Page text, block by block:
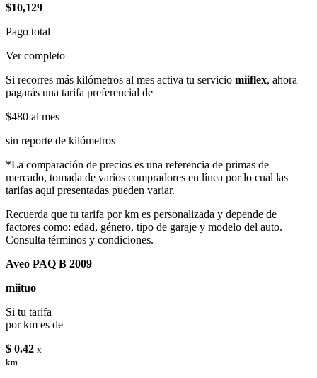
$10,129
Pago total
Ver completo
Si recorres más kilómetros al mes activa tu servicio miiflex, ahora
pagarás una tarifa preferencial de
$480 al mes
sin reporte de kilómetros
*La comparación de precios es una referencia de primas de
mercado, tomada de varios compradores en línea por lo cual las
tarifas aqui presentadas pueden variar.
Recuerda que tu tarifa por km es personalizada y depende de
factores como: edad, género, tipo de garaje y modelo del auto.
Consulta términos y condiciones.
Aveo PAQ B 2009
miituo
Si tu tarifa
por km es de
$ 0.42 x
km